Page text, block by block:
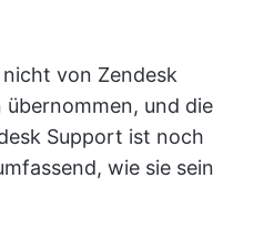
von Zendesk
und die
Support ist noch
wie sie sein